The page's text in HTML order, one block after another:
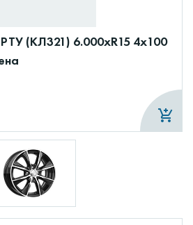
(КЛ321) 6.000xR15 4x100